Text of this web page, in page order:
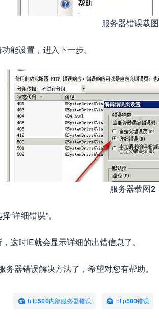
服务器错误载
设置，进入下一步。
服务器载图2
详细错误”。
这时IE就会显示详细的出错信息了。
务器错误解决方法了，希望对您有帮助。
http500内部服务器错误 http500错误